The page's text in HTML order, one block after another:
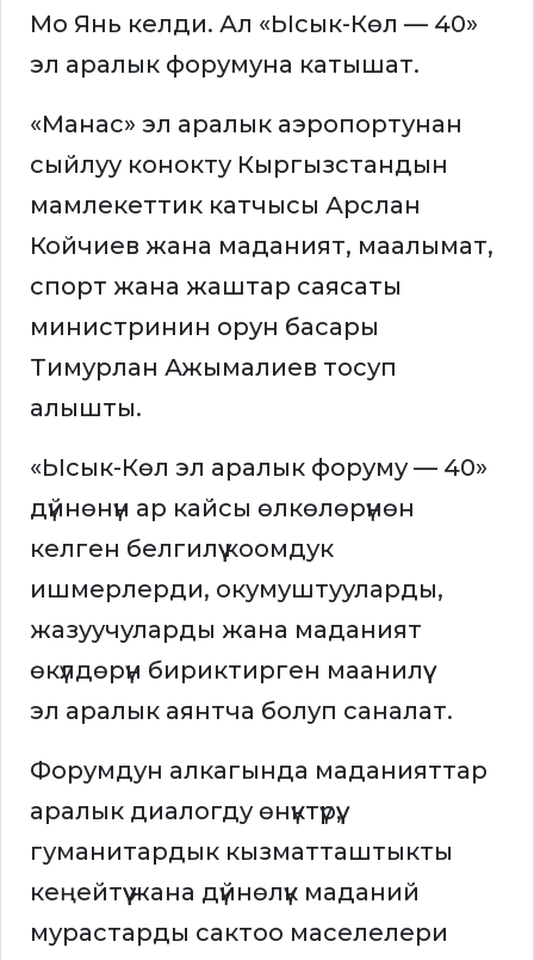
Мо Янь келди. Ал «Ысык-Көл — 40»
эл аралык форумуна катышат.
«Манас» эл аралык аэропортунан
сыйлуу конокту Кыргызстандын
мамлекеттик катчысы Арслан
Койчиев жана маданият, маалымат,
спорт жана жаштар саясаты
министринин орун басары
Тимурлан Ажымалиев тосуп
алышты.
«Ысык-Көл эл аралык форуму — 40»
дүйнөнүн ар кайсы өлкөлөрүнөн
келген белгилүү коомдук
ишмерлерди, окумуштууларды,
жазуучуларды жана маданият
өкүлдөрүн бириктирген маанилүү
эл аралык аянтча болуп саналат.
Форумдун алкагында маданияттар
аралык диалогду өнүктүрүү,
гуманитардык кызматташтыкты
кеңейтүү жана дүйнөлүк маданий
мурастарды сактоо маселелери